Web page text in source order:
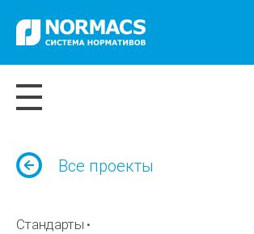
Все проекты
Стандарты